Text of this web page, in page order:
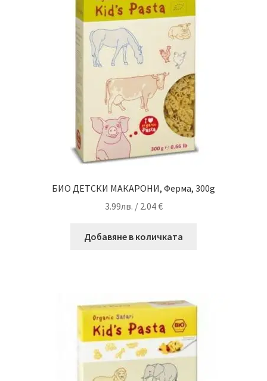
БИО ДЕТСКИ МАКАРОНИ, Ферма, 300g
3.99лв. / 2.04 €
Добавяне в количката